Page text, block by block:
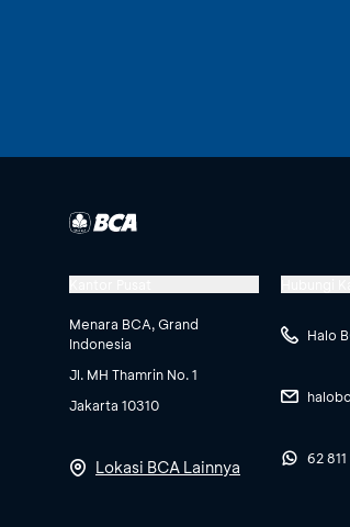
Menara BCA, Grand
Indonesia
Jl. MH Thamrin No. 1
Jakarta 10310
Lokasi BCA Lainnya
Halo
62